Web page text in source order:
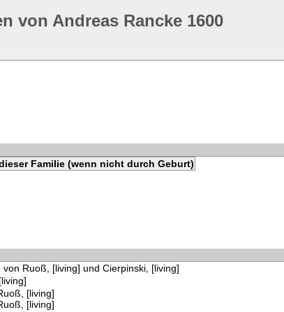
von Andreas Rancke 1600
Familie (wenn nicht durch Geburt)
von Ruoß, [living] und Cierpinski, [living]
[living]
[living]